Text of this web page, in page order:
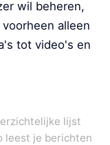
wil beheren,
alleen
tot video's en
lijst
leest je berichten